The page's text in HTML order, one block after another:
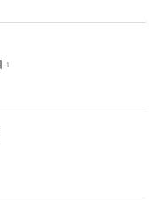
1